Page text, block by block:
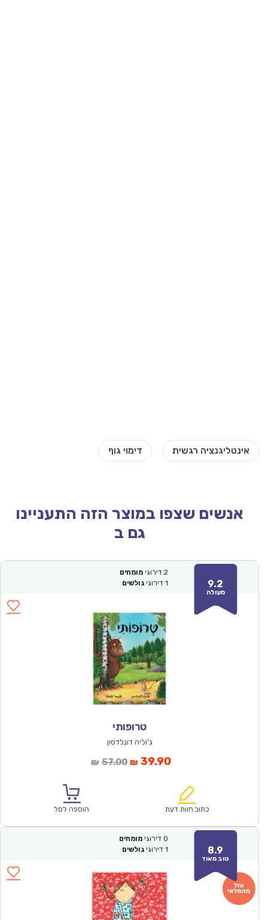
אנשים שצפו במוצר הזה התעניינו
גם ב
9.2
מעולה
2 דירוגי מומחים
1 דירוגי גולשים
טרופותי
ג'וליה דונלדסון
₪ 57.00המחיר
₪57.00.
₪ 39.90המחיר
הוא:
כתוב חוות דעת הוספה לסל
8.9
טוב מאוד
0 דירוגי מומחים
1 דירוגי גולשים